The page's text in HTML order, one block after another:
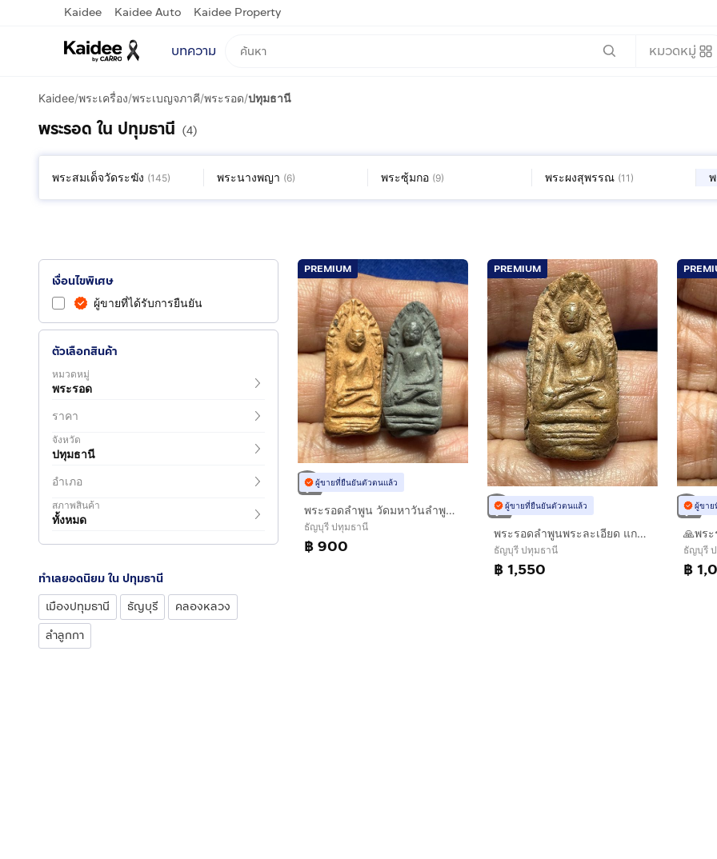
Kaidee Kaidee Auto Kaidee Property
บทความ หมวดหมู่
Kaidee/พระเครื่อง/พระเบญจภาคี/พระรอด/ปทุมธานี
พระรอด ใน ปทุมธานี (4)
พระสมเด็จวัดระฆัง (145) พระนางพญา (6) พระซุ้มกอ (9) พระผงสุพรรณ (11 )
เงื่อนไขพิเศษ
ผู้ขายที่ได้รับการยืนยัน
ตัวเลือกสินค้า
หมวดหมู่
พระรอด
ราคา
จังหวัด
ปทุมธานี
อำเภอ
สภาพสินค้า
ทั้งหมด
ทำเลยอดนิยม ใน ปทุมธานี
เมืองปทุมธานี
ธัญบุรี
คลองหลวง
ลำลูกกา
PREMIUM
ผู้ขายที่ยืนยันตัวตนแล้ว
พระรอดลำพูน วัดมหาวันลำพูน 2 อวค์ พิธีมหาพุทธาภิเษก
ธัญบุรี ปทุมธานี
฿ 900
PREMIUM
ผู้ขายที่ยืนยันตัวตนแล้ว
พระรอดลำพูนพระละเอียด แกร่ง มีหน้าตา
ธัญบุรี ปทุมธานี
฿ 1,550
ผู้ขาย
ธัญบุรี
฿